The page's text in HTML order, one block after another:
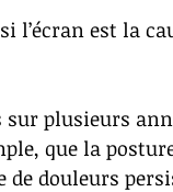
l’écran est la
sur plusieurs
que la
de douleurs